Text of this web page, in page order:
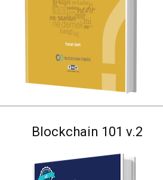
Blockchain 101 v.2